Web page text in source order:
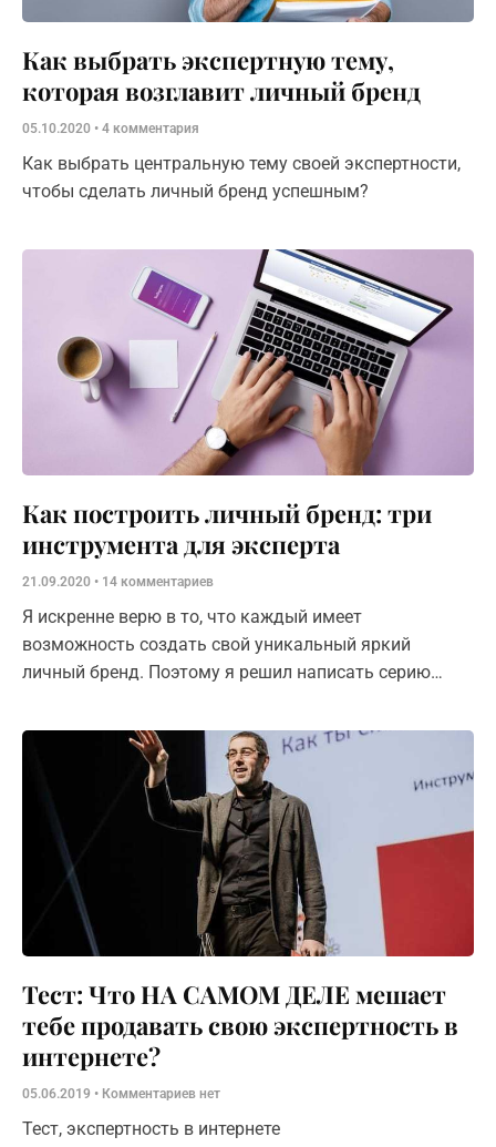
Как выбрать экспертную тему,
которая возглавит личный бренд
05.10.2020 4 комментария
Как выбрать центральную тему своей экспертности,
чтобы сделать личный бренд успешным?
Как построить личный бренд: три
инструмента для эксперта
21.09.2020 14 комментариев
Я искренне верю в то, что каждый имеет
возможность создать свой уникальный яркий
личный бренд. Поэтому я решил написать серию
Тест: Что НА САМОМ ДЕЛЕ мешает
тебе продавать свою экспертность в
интернете?
05.06.2019 Комментариев нет
Тест, экспертность в интернете